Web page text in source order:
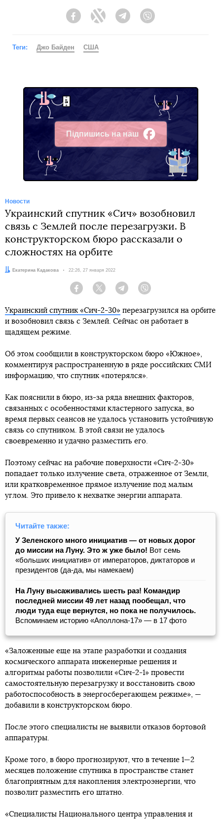
FacebookTwitter Telegram
Теги: Джо Байден США
Підпишись на наш
Facebook
Новости
Украинский спутник «Сич» возобновил
связь с Землей после перезагрузки. В
конструкторском бюро рассказали о
сложностях на орбите
Автор:Екатерина Кадакова Дата:
22:26, 27 января 2022
Facebook Twitter Telegram
Украинский спутник «Сич-2-30» перезагрузился на орбите
и возобновил связь с Землей. Сейчас он работает в
щадящем режиме.
Об этом сообщили в конструкторском бюро «Южное»,
комментируя распространенную в ряде российских СМИ
информацию, что спутник «потерялся».
Как пояснили в бюро, из-за ряда внешних факторов,
связанных с особенностями кластерного запуска, во
время первых сеансов не удалось установить устойчивую
связь со спутником. В этой связи не удалось
своевременно и удачно разместить его.
Поэтому сейчас на рабочие поверхности «Сич-2-30»
попадает только излучение света, отраженное от Земли,
или кратковременное прямое излучение под малым
углом. Это привело к нехватке энергии аппарата.
Читайте также:
У Зеленского много инициатив — от новых дорог
до миссии на Луну. Это ж уже было! Вот семь
«больших инициатив» от императоров, диктаторов и
президентов (да-да, мы намекаем)
На Луну высаживались шесть раз! Командир
последней миссии 49 лет назад пообещал, что
люди туда еще вернутся, но пока не получилось.
Вспоминаем историю «Аполлона-17» — в 17 фото
«Заложенные еще на этапе разработки и создания
космического аппарата инженерные решения и
алгоритмы работы позволили «Сич-2-1» провести
самостоятельную перезагрузку и восстановить свою
работоспособность в энергосберегающем режиме», —
добавили в конструкторском бюро.
После этого специалисты не выявили отказов бортовой
аппаратуры.
Кроме того, в бюро прогнозируют, что в течение 1—2
месяцев положение спутника в пространстве станет
благоприятным для накопления электроэнергии, что
позволит разместить его штатно.
«Специалисты Национального центра управления и